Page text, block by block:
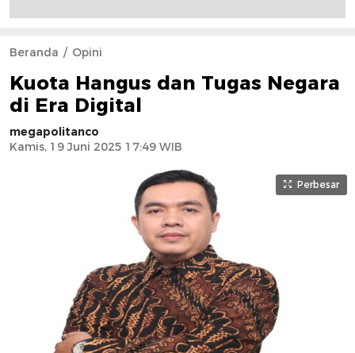
Beranda Opini
Kuota Hangus dan Tugas Negara
di Era Digital
megapolitanco
Kamis, 19 Juni 2025 17:49 WIB
Perbesar